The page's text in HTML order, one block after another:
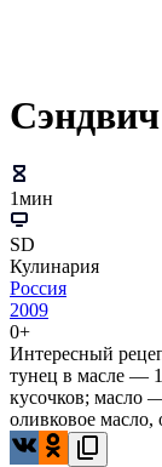
1мин
SD
Кулинария
Россия
2009
0+
Интересный
тунец в масле —
кусочков; масло
оливковое